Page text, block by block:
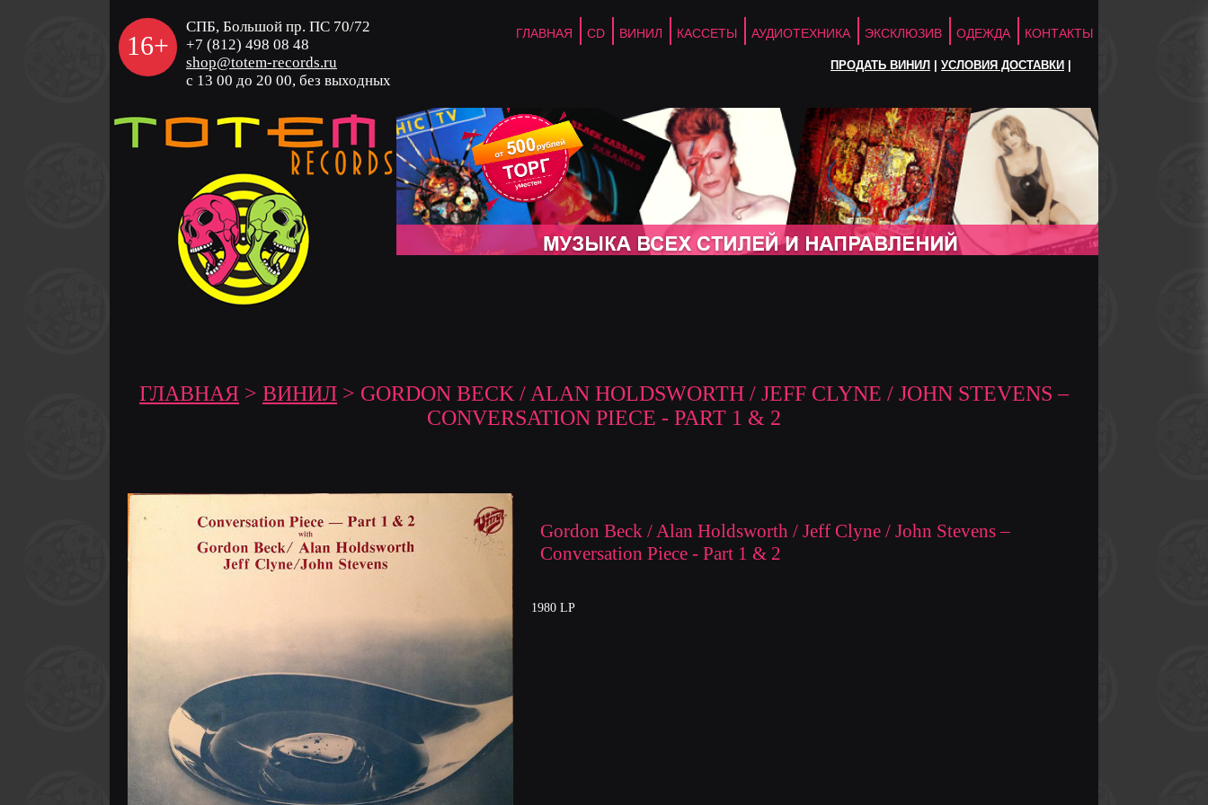
16+
СПБ, Большой пр. ПС 70/72
+7 (812) 498 08 48
shop@totem-records.ru
с 13 00 до 20 00, без выходных
ГЛАВНАЯ CD ВИНИЛ КАССЕТЫ АУДИОТЕХНИКА ЭКСКЛЮЗИВ ОДЕЖДА КОНТАКТЫ
ПРОДАТЬ ВИНИЛ УСЛОВИЯ ДОСТАВКИ
ГЛАВНАЯ > ВИНИЛ > GORDON BECK / ALAN HOLDSWORTH / JEFF CLYNE / JOHN STEVENS ‎–
CONVERSATION PIECE - PART 1 & 2
Gordon Beck / Alan Holdsworth / Jeff Clyne / John Stevens ‎–
Conversation Piece - Part 1 & 2
1980 LP